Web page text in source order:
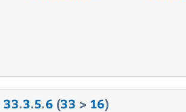
33.3.5.6 (33 > 16)